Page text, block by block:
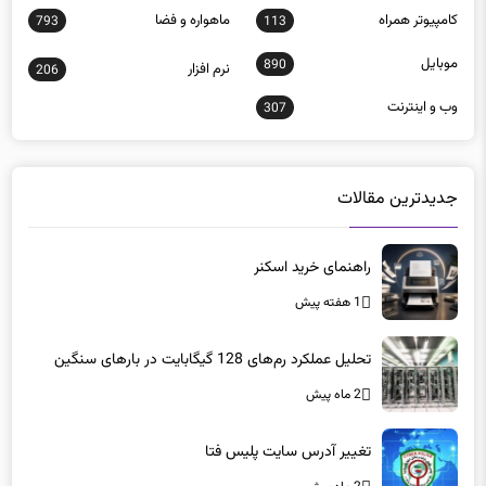
موبايل 890
206
وب و اينترنت 307
راهنمای خرید اسکنر
1 هفته پیش
2 ماه پیش
2 ماه پیش